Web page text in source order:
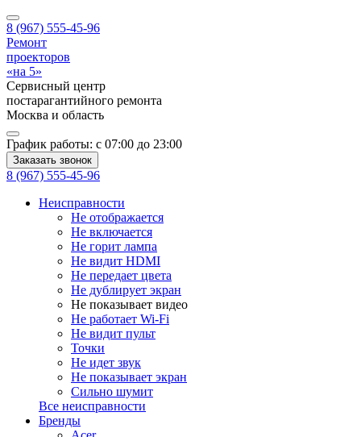
8 (967) 555-45-96
Ремонт
проекторов
«на 5»
Сервисный центр
постарагантийного ремонта
Москва и область
График работы: с 07:00 до 23:00
Заказать звонок
8 (967) 555-45-96
Неисправности
Не отображается
Не включается
Не горит лампа
Не видит HDMI
Не передает цвета
Не дублирует экран
Не показывает видео
Не работает Wi-Fi
Не видит пульт
Точки
Не идет звук
Не показывает экран
Сильно шумит
Все неисправности
Бренды